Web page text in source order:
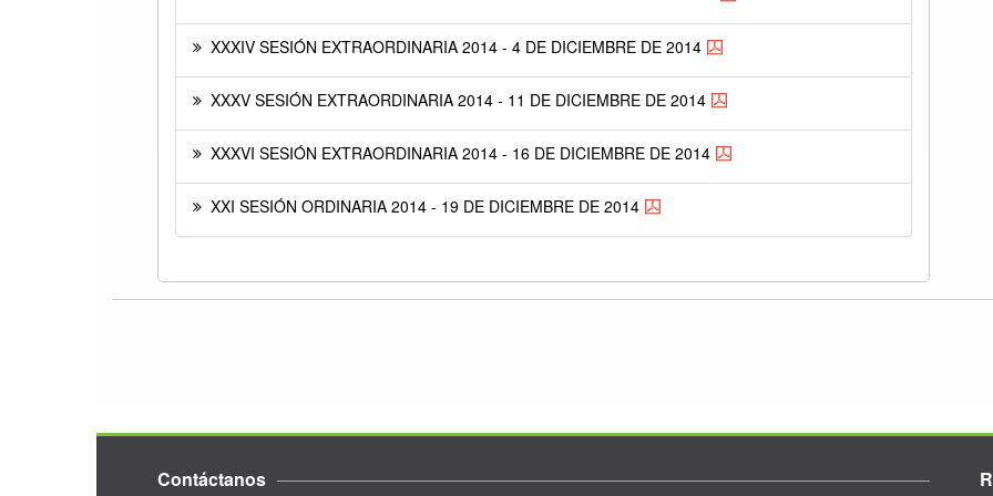
XXXIV SESIÓN EXTRAORDINARIA 2014 - 4 DE DICIEMBRE DE 2014
XXXV SESIÓN EXTRAORDINARIA 2014 - 11 DE DICIEMBRE DE 2014
XXXVI SESIÓN EXTRAORDINARIA 2014 - 16 DE DICIEMBRE DE 2014
XXI SESIÓN ORDINARIA 2014 - 19 DE DICIEMBRE DE 2014
Contáctanos